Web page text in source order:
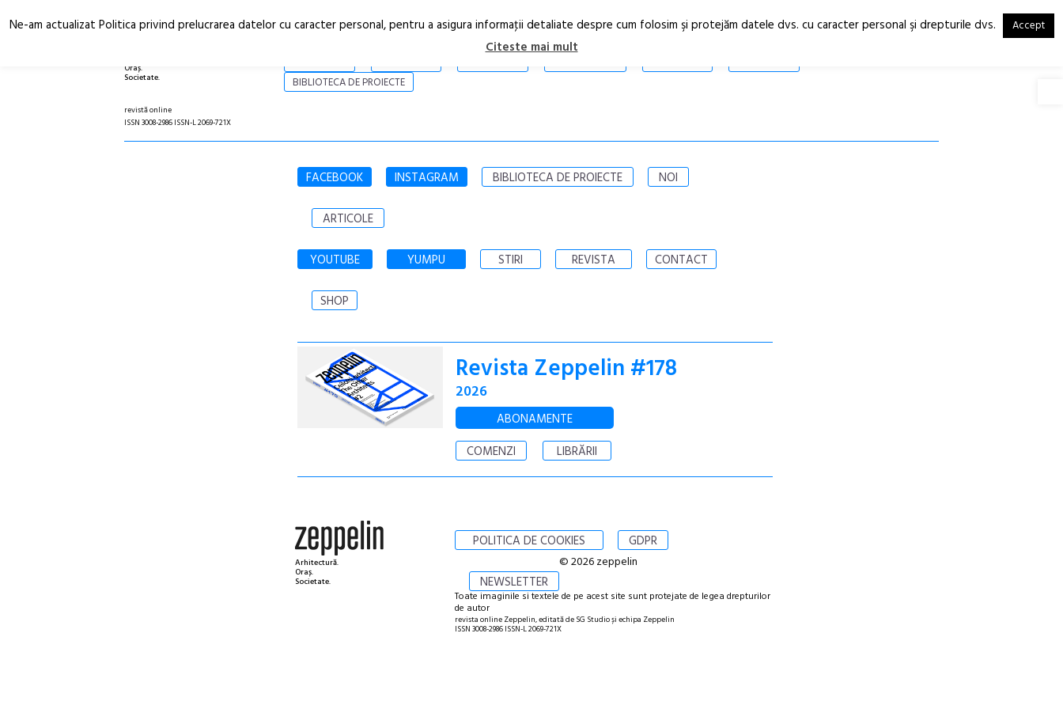
Oraș.
Societate.
RO
EN
BIBLIOTECA DE PROIECTE
revistă online
ISSN 3008-2986 ISSN-L 2069-721X
FACEBOOK INSTAGRAM BIBLIOTECA DE PROIECTE NOI
ARTICOLE
YOUTUBE YUMPU STIRI REVISTA CONTACT
SHOP
Revista Zeppelin #178
2026
ABONAMENTE
COMENZI
LIBRĂRII
Arhitectură.
Oraș.
Societate.
POLITICA DE COOKIES GDPR
NEWSLETTER
© 2026 zeppelin
Toate imaginile si textele de pe acest site sunt protejate de legea drepturilor
de autor
revista online Zeppelin, editată de SG Studio și echipa Zeppelin
ISSN 3008-2986 ISSN-L 2069-721X
Ne-am actualizat Politica privind prelucrarea datelor cu caracter personal, pentru a asigura informaţii detaliate despre cum folosim şi protejăm datele dvs. cu caracter personal şi drepturile dvs. Accept
Citeste mai mult